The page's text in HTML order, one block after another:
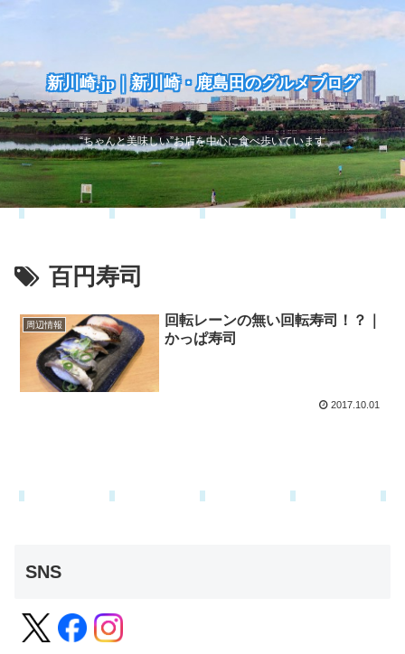
新川崎.jp｜新川崎・鹿島田のグルメブログ
“ちゃんと美味しい”お店を中心に食べ歩いています
百円寿司
周辺情報
回転レーンの無い回転寿司！？｜
かっぱ寿司
2017.10.01
SNS